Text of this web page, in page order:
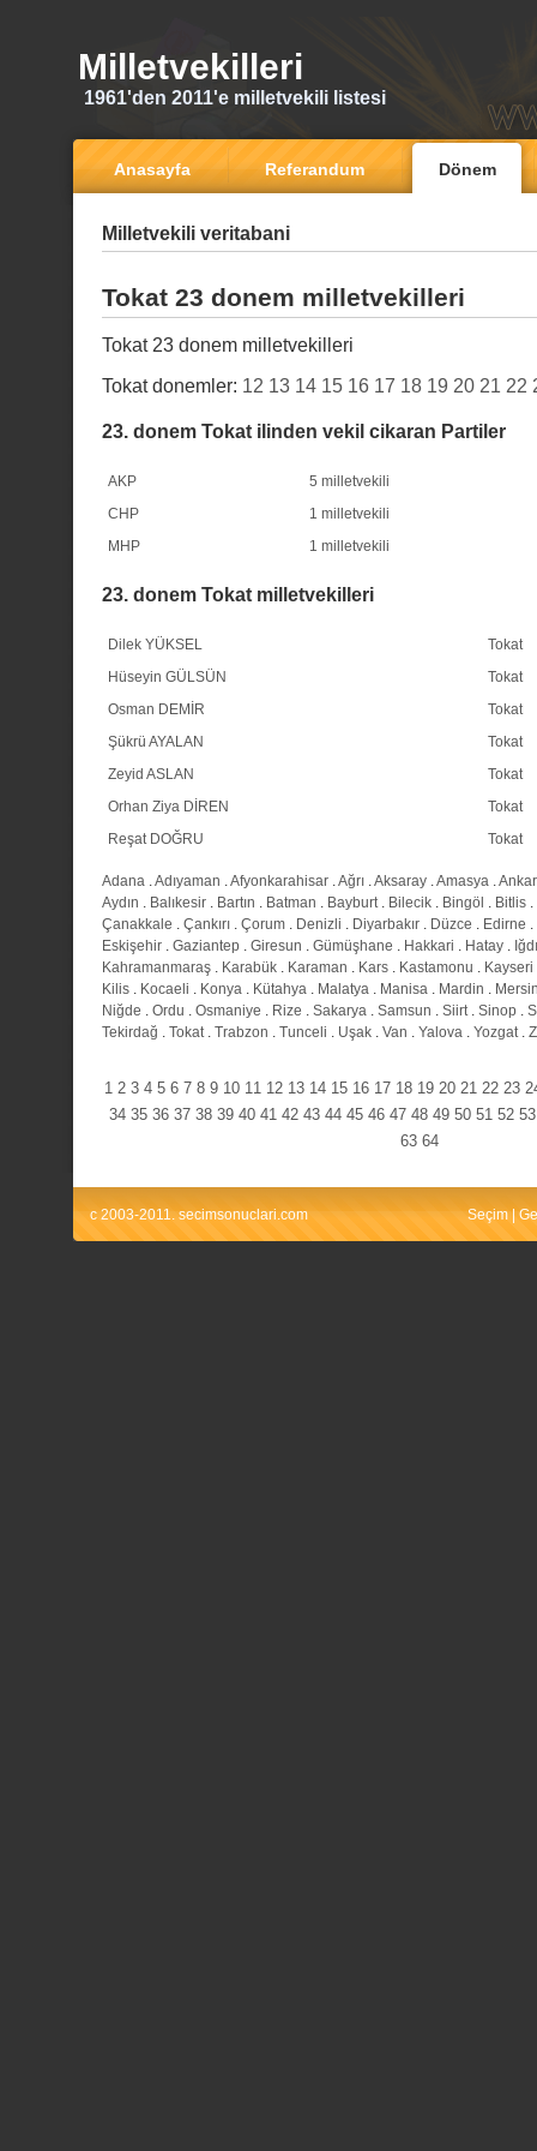
Milletvekilleri
1961'den 2011'e milletvekili listesi
Anasayfa Referandum Dönem
Milletvekili veritabani
Tokat 23 donem milletvekilleri
Tokat 23 donem milletvekilleri
Tokat donemler: 12 13 14 15 16 17 18 19 20 21 22
23. donem Tokat ilinden vekil cikaran Partiler
AKP
5 milletvekili
CHP
1 milletvekili
MHP
1 milletvekili
23. donem Tokat milletvekilleri
Dilek YÜKSEL
Tokat
Hüseyin GÜLSÜN
Tokat
Osman DEMİR
Tokat
Şükrü AYALAN
Tokat
Zeyid ASLAN
Tokat
Orhan Ziya DİREN
Tokat
Reşat DOĞRU
Tokat
Adana .Adıyaman .Afyonkarahisar .Ağrı .Aksaray .Amasya .
Aydın . Balıkesir . Bartın . Batman . Bayburt. Bilecik . Bingöl . Bitlis .
Çanakkale . Çankırı . Çorum . Denizli . Diyarbakır . Düzce . Edirne .
Eskişehir . Gaziantep . Giresun . Gümüşhane . Hakkari . Hatay .
Kahramanmaraş . Karabük . Karaman . Kars . Kastamonu . Kayseri
Kilis . Kocaeli . Konya . Kütahya . Malatya . Manisa . Mardin .
Niğde . Ordu . Osmaniye . Rize . Sakarya . Samsun . Siirt. Sinop .
Tekirdağ . Tokat. Trabzon . Tunceli . Uşak . Van . Yalova . Yozgat.
1 2 3 4 5 6 7 8 9 10 11 12 13 14 15 16 17 18 19 20 21 22 23
34 35 36 37 38 39 40 41 42 43 44 45 46 47 48 49 50 51 52 53
63 64
c 2003-2011. secimsonuclari.com Seçim |